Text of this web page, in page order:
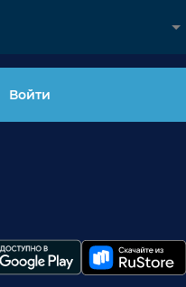
Войти